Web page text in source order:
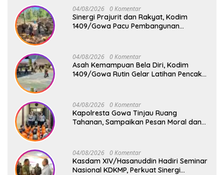
04/08/2026 0 Komentar
Sinergi Prajurit dan Rakyat, Kodim
1409/Gowa Pacu Pembangunan
04/08/2026 0 Komentar
Asah Kemampuan Bela Diri, Kodim
1409/Gowa Rutin Gelar Latihan Pencak
04/08/2026 0 Komentar
Kapolresta Gowa Tinjau Ruang
Tahanan, Sampaikan Pesan Moral dan
04/08/2026 0 Komentar
Kasdam XIV/Hasanuddin Hadiri Seminar
Nasional KDKMP, Perkuat Sinergi